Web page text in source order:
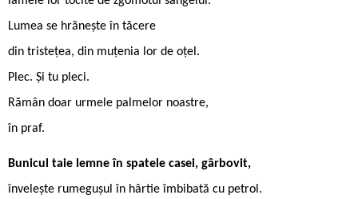
Lumea se hrănește în tăcere
din tristețea, din muțenia lor de oțel.
Plec. Și tu pleci.
Rămân doar urmele palmelor noastre,
în praf.
Bunicul taie lemne în spatele casei, gârbovit,
învelește rumegușul în hârtie îmbibată cu petrol.